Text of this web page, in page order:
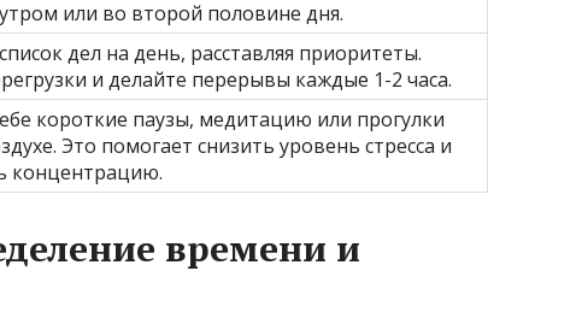
или во второй половине дня.
дел на день, расставляя приоритеты.
и делайте перерывы каждые 1-2 часа.
короткие паузы, медитацию или прогулки
Это помогает снизить уровень стресса и
концентрацию.
времени и